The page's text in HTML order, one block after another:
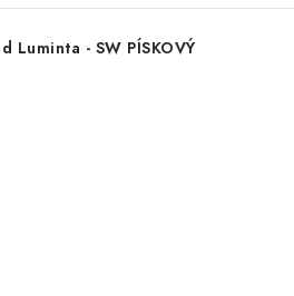
Luminta - SW PÍSKOVÝ